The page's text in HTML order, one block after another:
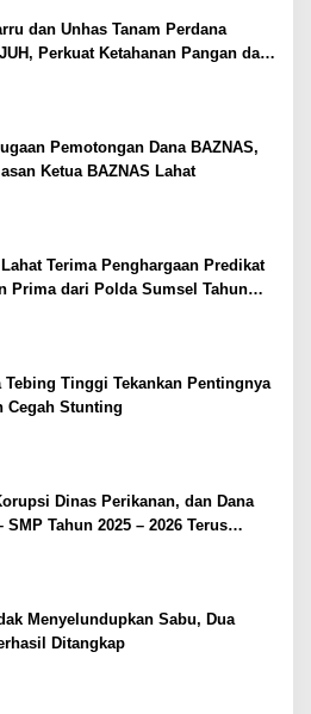
dan Unhas Tanam Perdana
Perkuat Ketahanan Pangan dan
Pemotongan Dana BAZNAS,
Ketua BAZNAS Lahat
Terima Penghargaan Predikat
Prima dari Polda Sumsel Tahun
Tebing Tinggi Tekankan Pentingnya
Cegah Stunting
Dinas Perikanan, dan Dana
SMP Tahun 2025 – 2026 Terus
Menyelundupkan Sabu, Dua
Ditangkap